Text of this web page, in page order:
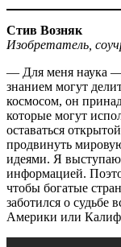
Стив Возняк
Изобретатель,
— Для меня наука
знанием могут
космосом, он
которые могут
оставаться
продвинуть
идеями. Я
информацией.
чтобы богатые
заботился о судьбе
Америки или